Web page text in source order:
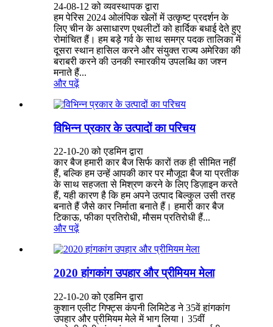
24-08-12 को व्यवस्थापक द्वारा
हम पेरिस 2024 ओलंपिक खेलों में उत्कृष्ट प्रदर्शन के
लिए चीन के असाधारण एथलीटों को हार्दिक बधाई देते हुए
रोमांचित हैं। हम बड़े गर्व के साथ समग्र पदक तालिका में
दूसरा स्थान हासिल करने और संयुक्त राज्य अमेरिका की
बराबरी करने की उनकी स्मारकीय उपलब्धि का जश्न
मनाते हैं...
और पढ़ें
विभिन्न प्रकार के उत्पादों का परिचय
22-10-20 को एडमिन द्वारा
कार बैज हमारी कार बैज सिर्फ कारों तक ही सीमित नहीं
हैं, बल्कि हम उन्हें आपकी कार पर मौजूदा बैज या प्रतीक
के साथ सहजता से मिश्रण करने के लिए डिज़ाइन करते
हैं, यही कारण है कि हम अपने उत्पाद बिल्कुल उसी तरह
बनाते हैं जैसे कार निर्माता बनाते हैं। हमारी कार बैज
टिकाऊ, फीका प्रतिरोधी, मौसम प्रतिरोधी हैं...
और पढ़ें
2020 हांगकांग उपहार और प्रीमियम मेला
22-10-20 को एडमिन द्वारा
कुशान एलीट गिफ्ट्स कंपनी लिमिटेड ने 35वें हांगकांग
उपहार और प्रीमियम मेले में भाग लिया। 35वीं